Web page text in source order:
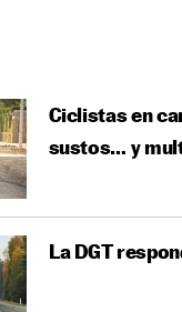
Ciclistas en
sustos… y
La DGT